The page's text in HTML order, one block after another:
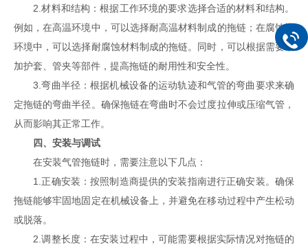
2.材料和结构：根据工作环境的要求选择合适的材料和结构。
例如，在高温环境中，可以选择耐高温材料制成的拖链；在腐蚀性
环境中，可以选择耐腐蚀材料制成的拖链。同时，可以根据需要增
加护套、管夹等部件，提高拖链的耐用性和安全性。
3.弯曲半径：根据机械设备的运动轨迹和气管的弯曲要求来确
定拖链的弯曲半径。确保拖链在弯曲时不会过度拉伸或压缩气管，
从而影响其正常工作。
四、安装与调试
在安装气管拖链时，需要注意以下几点：
1.正确安装：按照制造商提供的安装指南进行正确安装。确保
拖链能够牢固地固定在机械设备上，并避免在移动过程中产生松动
或脱落。
2.调整长度：在安装过程中，可能需要根据实际情况对拖链的